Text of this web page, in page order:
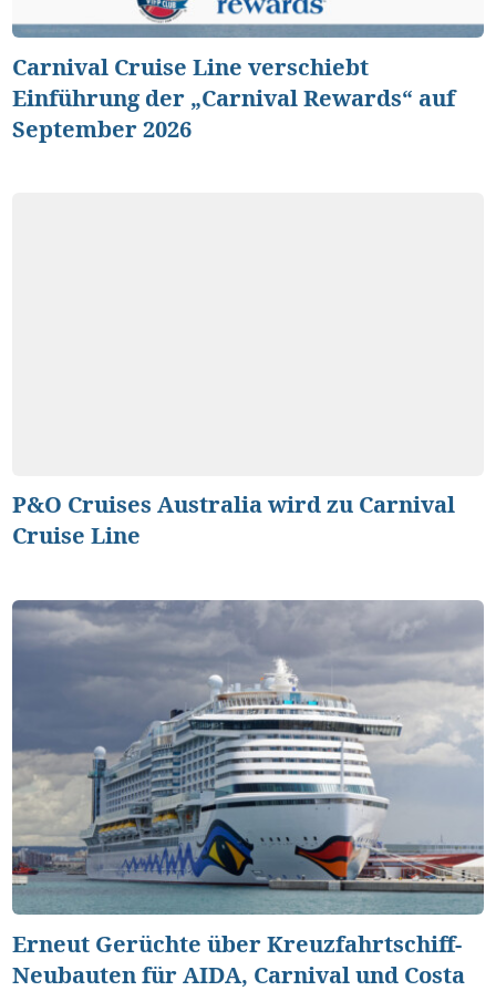
Carnival Cruise Line verschiebt
Einführung der „Carnival Rewards“ auf
September 2026
P&O Cruises Australia wird zu Carnival
Cruise Line
Erneut Gerüchte über Kreuzfahrtschiff-
Neubauten für AIDA, Carnival und Costa